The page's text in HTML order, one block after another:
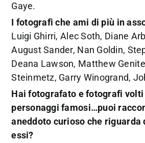
Gaye.
I fotografi che ami di più in
Luigi Ghirri, Alec Soth, Diane
August Sander, Nan Goldin,
Deana Lawson, Matthew
Steinmetz, Garry Winogrand,
Hai fotografato e fotografi
personaggi famosi…puoi
aneddoto curioso che riguarda
essi?